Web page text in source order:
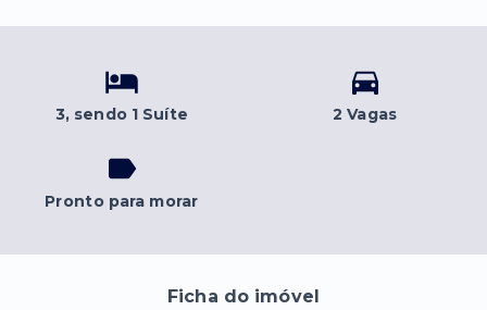
3, sendo 1 Suíte 2 Vagas
Pronto para morar
Ficha do imóvel